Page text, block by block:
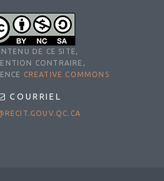
DE CE SITE,
CONTRAIRE,
CREATIVE COMMONS
COURRIEL